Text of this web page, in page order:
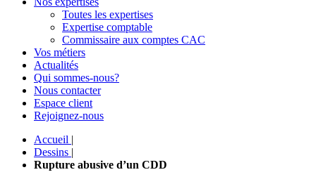
Toutes les expertises
Expertise comptable
Commissaire aux comptes CAC
Vos métiers
Actualités
Qui sommes-nous?
Nous contacter
Espace client
Rejoignez-nous
Accueil |
Dessins |
Rupture abusive d’un CDD